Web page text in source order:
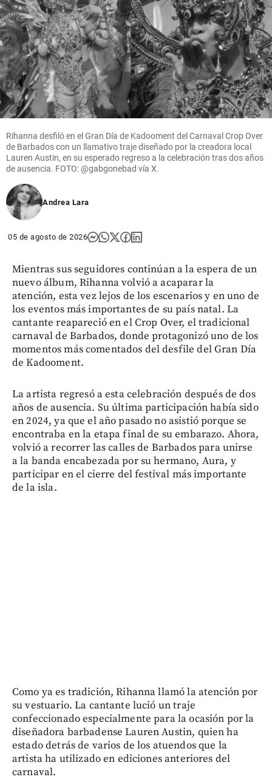
Rihanna desfiló en el Gran Día de Kadooment del Carnaval Crop Over
de Barbados con un llamativo traje diseñado por la creadora local
Lauren Austin, en su esperado regreso a la celebración tras dos años
de ausencia. FOTO: @gabgonebad vía X.
Andrea Lara
05 de agosto de 2026
Mientras sus seguidores continúan a la espera de un
nuevo álbum, Rihanna volvió a acaparar la
atención, esta vez lejos de los escenarios y en uno de
los eventos más importantes de su país natal. La
cantante reapareció en el Crop Over, el tradicional
carnaval de Barbados, donde protagonizó uno de los
momentos más comentados del desfile del Gran Día
de Kadooment.
La artista regresó a esta celebración después de dos
años de ausencia. Su última participación había sido
en 2024, ya que el año pasado no asistió porque se
encontraba en la etapa final de su embarazo. Ahora,
volvió a recorrer las calles de Barbados para unirse
a la banda encabezada por su hermano, Aura, y
participar en el cierre del festival más importante
de la isla.
Como ya es tradición, Rihanna llamó la atención por
su vestuario. La cantante lució un traje
confeccionado especialmente para la ocasión por la
diseñadora barbadense Lauren Austin, quien ha
estado detrás de varios de los atuendos que la
artista ha utilizado en ediciones anteriores del
carnaval.